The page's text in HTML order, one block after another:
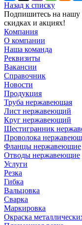
Назад к списку
Подпишитесь на нашу
скидках и акциях!
Компания
О компании
Наша команда
Реквизиты
Вакансии
Справочник
Новости
Продукция
Труба нержавеющая
Лист нержавеющий
Круг нержавеющий
Шестигранник
Проволока
Фланцы нержавеющие
Отводы нержавеющие
Услуги
Резка
Гибка
Вальцовка
Сварка
Маркировка
Окраска